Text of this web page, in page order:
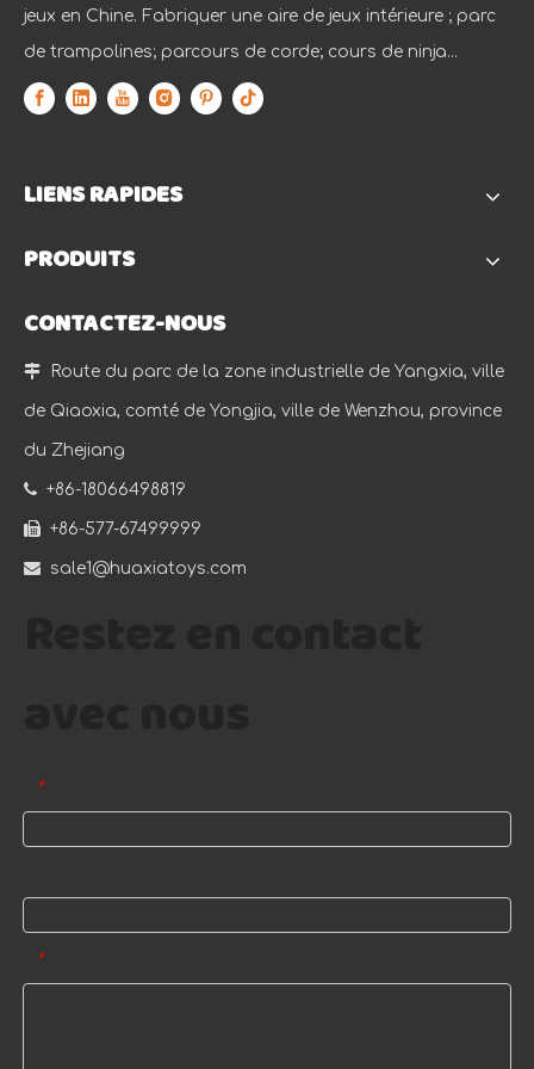
jeux en Chine. Fabriquer une aire de jeux intérieure ; parc
de trampolines; parcours de corde; cours de ninja...
LIENS RAPIDES
PRODUITS
CONTACTEZ-NOUS
 Route du parc de la zone industrielle de Yangxia, ville
de Qiaoxia, comté de Yongjia, ville de Wenzhou, province
du Zhejiang
 +86-18066498819
 +86-577-67499999
 sale1@huaxiatoys.com
*
*